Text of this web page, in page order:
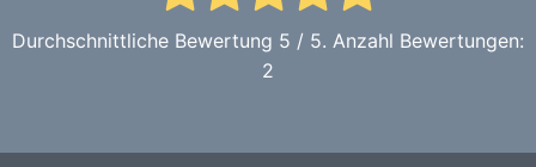
Durchschnittliche Bewertung 5 / 5. Anzahl Bewertungen:
2